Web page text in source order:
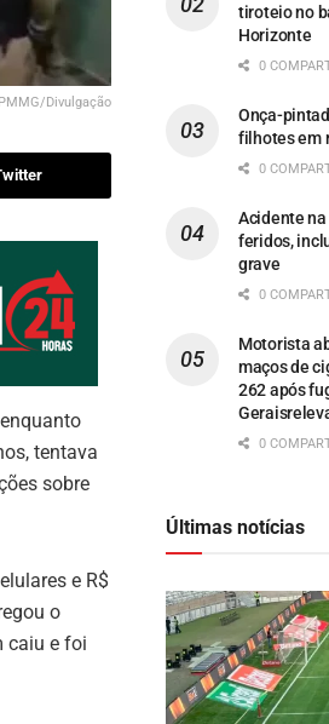
Divulgação
tentava
sobre
e R$
o
caiu e foi
tiroteio no
Horizonte
0
Onça-
filhotes em
0
Acidente
feridos,
grave
0
Motorista
maços de
262 após
0
Últimas notícias